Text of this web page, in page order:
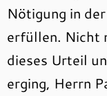
Nötigung in
erfüllen. Nicht
dieses Urteil
erging, Herrn